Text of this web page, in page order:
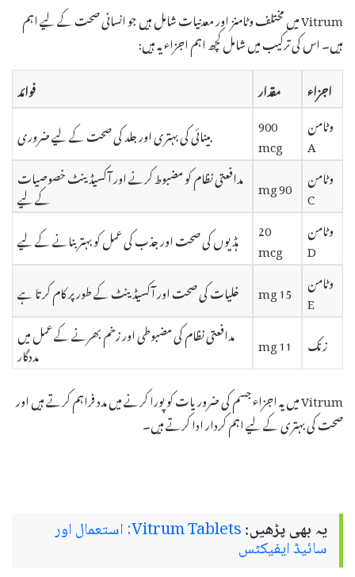
Vitrum میں مختلف وٹامنز اور معدنیات شامل ہیں جو انسانی صحت کے لیے اہم
ہیں۔ اس کی ترکیب میں شامل کچھ اہم اجزاء یہ ہیں:
اجزاء
مقدار
فوائد
وٹامن
A
900
mcg
بینائی کی بہتری اور جلد کی صحت کے لیے ضروری
وٹامن
C
90 mg مدافعتی نظام کو مضبوط کرنے اور آکسیڈینٹ خصوصیات
کے لیے
وٹامن
D
20
mcg
ہڈیوں کی صحت اور جذب کی عمل کو بہتر بنانے کے لیے
وٹامن
E
15 mg
خلیات کی صحت اور آکسیڈینٹ کے طور پر کام کرتا ہے
زنک
11 mg مدافعتی نظام کی مضبوطی اور زخم بھرنے کے عمل میں
مددگار
Vitrum میں یہ اجزاء جسم کی ضروریات کو پورا کرنے میں مدد فراہم کرتے ہیں اور
صحت کی بہتری کے لیے اہم کردار ادا کرتے ہیں۔
یہ بھی پڑھیں: Vitrum Tablets: استعمال اور
سائیڈ ایفیکٹس